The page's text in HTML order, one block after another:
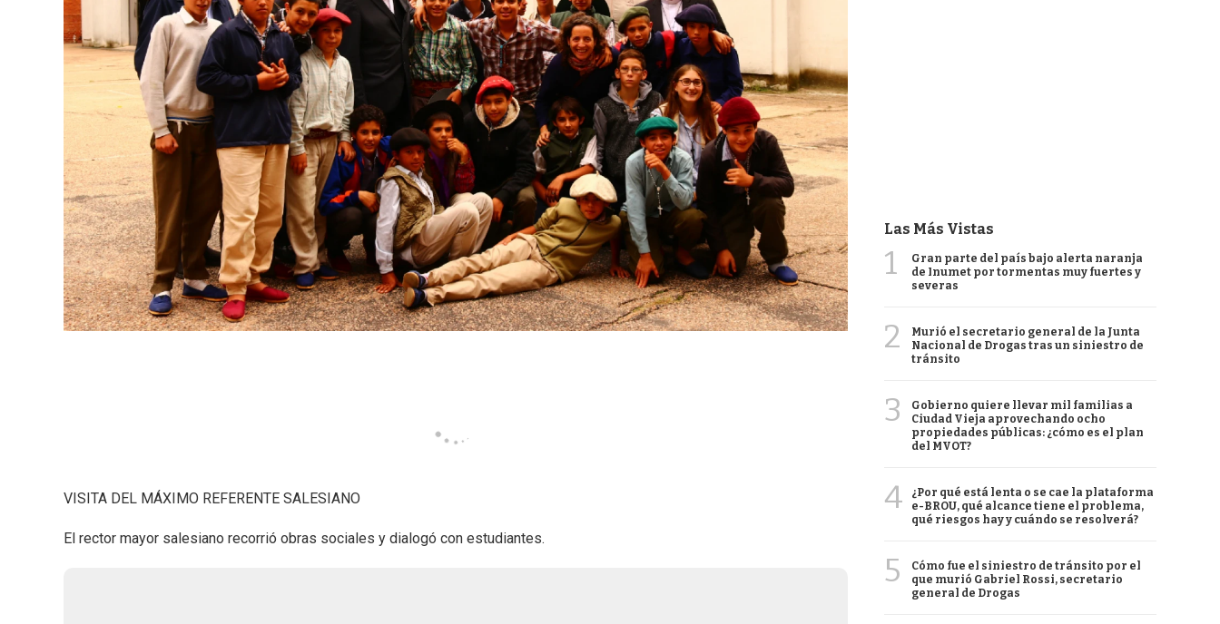
VISITA DEL MÁXIMO REFERENTE SALESIANO
El rector mayor salesiano recorrió obras sociales y dialogó con estudiantes.
Las Más Vistas
1
Gran parte del país bajo alerta naranja
de Inumet por tormentas muy fuertes y
severas
2
Murió el secretario general de la Junta
Nacional de Drogas tras un siniestro de
tránsito
3
Gobierno quiere llevar mil familias a
Ciudad Vieja aprovechando ocho
propiedades públicas: ¿cómo es el plan
del MVOT?
4
¿Por qué está lenta o se cae la plataforma
e-BROU, qué alcance tiene el problema,
qué riesgos hay y cuándo se resolverá?
5
Cómo fue el siniestro de tránsito por el
que murió Gabriel Rossi, secretario
general de Drogas